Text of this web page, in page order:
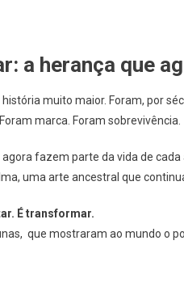
a herança que
muito maior. Foram, por
marca. Foram sobrevivência.
fazem parte da vida de cada
uma arte ancestral que
É transformar.
que mostraram ao mundo o